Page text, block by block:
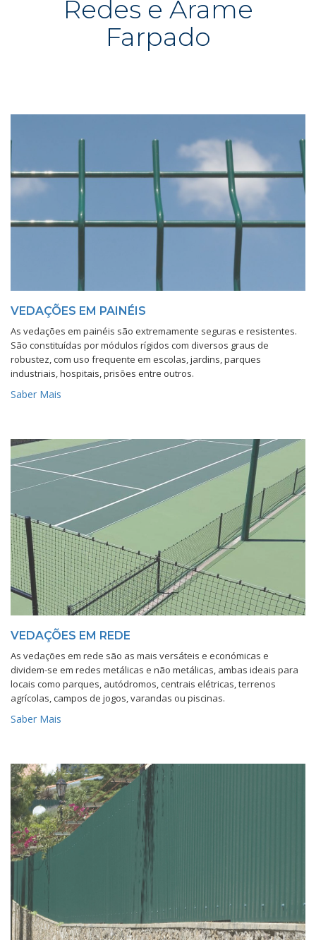
Redes e Arame
Farpado
VEDAÇÕES EM PAINÉIS
As vedações em painéis são extremamente seguras e resistentes.
São constituídas por módulos rígidos com diversos graus de
robustez, com uso frequente em escolas, jardins, parques
industriais, hospitais, prisões entre outros.
Saber Mais
VEDAÇÕES EM REDE
As vedações em rede são as mais versáteis e económicas e
dividem-se em redes metálicas e não metálicas, ambas ideais para
locais como parques, autódromos, centrais elétricas, terrenos
agrícolas, campos de jogos, varandas ou piscinas.
Saber Mais